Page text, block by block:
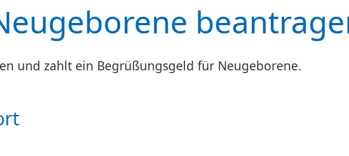
und zahlt ein Begrüßungsgeld für Neugeborene.